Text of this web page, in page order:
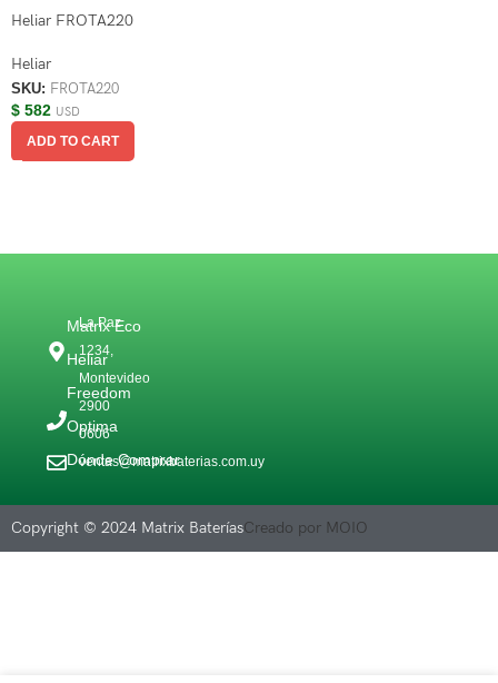
Heliar FROTA220
Heliar
SKU: FROTA220
$ 582 USD
ADD TO CART
La Paz
1234,
Montevideo
2900
0606
ventas@matrixbaterias.com.uy
Matrix Eco
Heliar
Freedom
Optima
Dónde Comprar
Copyright © 2024 Matrix BateríasCreado por MOIO